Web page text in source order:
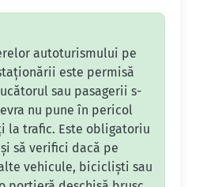
autoturismului pe
este permisă
sau pasagerii s-
nu pune în pericol
trafic. Este obligatoriu
să verifici dacă pe
vehicule, bicicliști sau